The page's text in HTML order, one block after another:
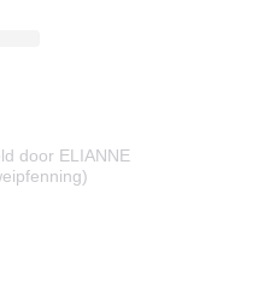
door ELIANNE